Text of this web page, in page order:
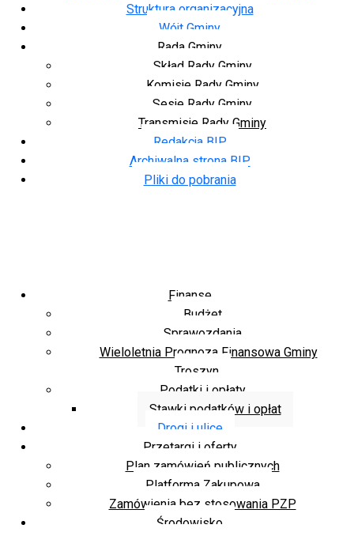
Struktura organizacyjna
Wójt Gminy
Rada Gminy
Skład Rady Gminy
Komisje Rady Gminy
Sesje Rady Gminy
Transmisje Rady Gminy
Redakcja BIP
Archiwalna strona BIP
Pliki do pobrania
Finanse
Budżet
Sprawozdania
Wieloletnia Prognoza Finansowa Gminy
Troszyn
Podatki i opłaty
Stawki podatków i opłat
Drogi i ulice
Przetargi i oferty
Plan zamówień publicznych
Platforma Zakupowa
Zamówienia bez stosowania PZP
Środowisko